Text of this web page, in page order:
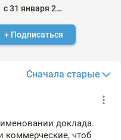
с 31 января 2015
+ Подписаться
Сначала старые
доклада.
коммерческие, чтоб